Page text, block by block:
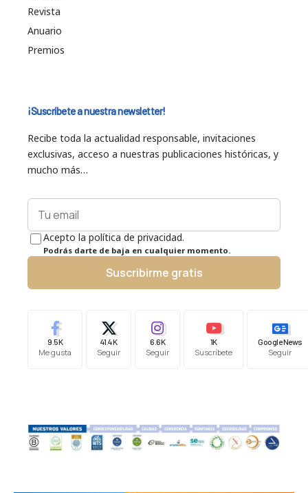
Revista
Anuario
Premios
¡Suscríbete a nuestra newsletter!
Recibe toda la actualidad responsable, invitaciones
exclusivas, acceso a nuestras publicaciones históricas, y
mucho más…
Acepto la política de privacidad.
Podrás darte de baja en cualquier momento.
Suscribirme gratis
9.5K
Me gusta
41.4K
Seguir
6.6K
Seguir
1K
Suscríbete
Google News
Seguir